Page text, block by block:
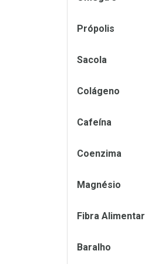
Própolis
Sacola
Colágeno
Cafeína
Coenzima
Magnésio
Fibra Alimentar
Baralho